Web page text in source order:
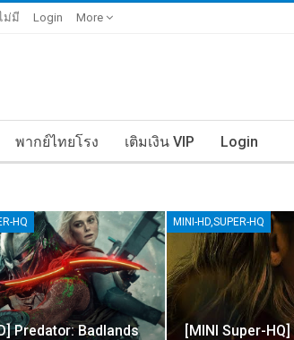
ม่มี Login More
พากย์ไทยโรง เติมเงิน VIP Login
HQ
Predator: Badlands
MINI-HD,SUPER-HQ
[MINI Super-